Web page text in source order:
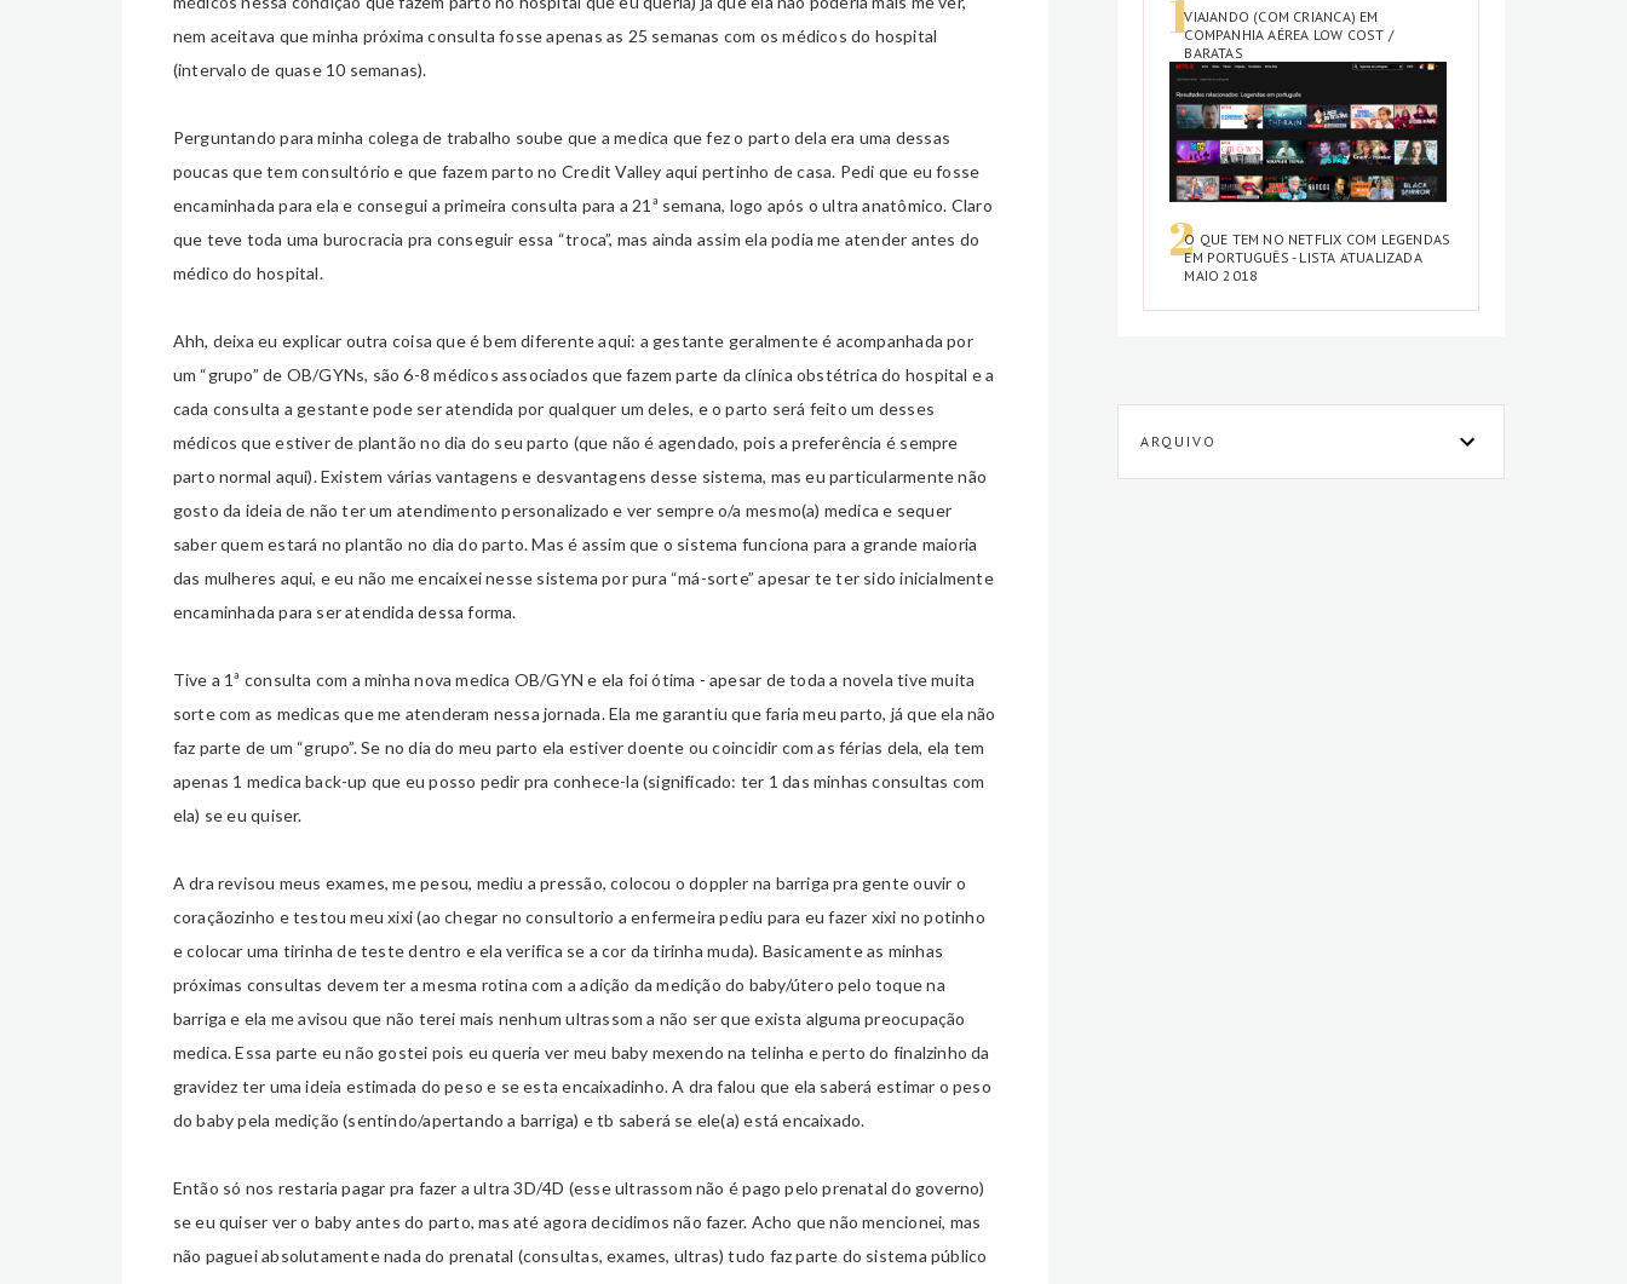
nem aceitava que minha próxima consulta fosse apenas as 25 semanas com os médicos do hospital
(intervalo de quase 10 semanas).
Perguntando para minha colega de trabalho soube que a medica que fez o parto dela era uma dessas
poucas que tem consultório e que fazem parto no Credit Valley aqui pertinho de casa. Pedi que eu fosse
encaminhada para ela e consegui a primeira consulta para a 21ª semana, logo após o ultra anatômico. Claro
que teve toda uma burocracia pra conseguir essa “troca”, mas ainda assim ela podia me atender antes do
médico do hospital.
Ahh, deixa eu explicar outra coisa que é bem diferente aqui: a gestante geralmente é acompanhada por
um “grupo” de OB/GYNs, são 6-8 médicos associados que fazem parte da clínica obstétrica do hospital e a
cada consulta a gestante pode ser atendida por qualquer um deles, e o parto será feito um desses
médicos que estiver de plantão no dia do seu parto (que não é agendado, pois a preferência é sempre
parto normal aqui). Existem várias vantagens e desvantagens desse sistema, mas eu particularmente não
gosto da ideia de não ter um atendimento personalizado e ver sempre o/a mesmo(a) medica e sequer
saber quem estará no plantão no dia do parto. Mas é assim que o sistema funciona para a grande maioria
das mulheres aqui, e eu não me encaixei nesse sistema por pura “má-sorte” apesar te ter sido inicialmente
encaminhada para ser atendida dessa forma.
Tive a 1ª consulta com a minha nova medica OB/GYN e ela foi ótima - apesar de toda a novela tive muita
sorte com as medicas que me atenderam nessa jornada. Ela me garantiu que faria meu parto, já que ela não
faz parte de um “grupo”. Se no dia do meu parto ela estiver doente ou coincidir com as férias dela, ela tem
apenas 1 medica back-up que eu posso pedir pra conhece-la (significado: ter 1 das minhas consultas com
ela) se eu quiser.
A dra revisou meus exames, me pesou, mediu a pressão, colocou o doppler na barriga pra gente ouvir o
coraçãozinho e testou meu xixi (ao chegar no consultorio a enfermeira pediu para eu fazer xixi no potinho
e colocar uma tirinha de teste dentro e ela verifica se a cor da tirinha muda). Basicamente as minhas
próximas consultas devem ter a mesma rotina com a adição da medição do baby/útero pelo toque na
barriga e ela me avisou que não terei mais nenhum ultrassom a não ser que exista alguma preocupação
medica. Essa parte eu não gostei pois eu queria ver meu baby mexendo na telinha e perto do finalzinho da
gravidez ter uma ideia estimada do peso e se esta encaixadinho. A dra falou que ela saberá estimar o peso
do baby pela medição (sentindo/apertando a barriga) e tb saberá se ele(a) está encaixado.
Então só nos restaria pagar pra fazer a ultra 3D/4D (esse ultrassom não é pago pelo prenatal do governo)
se eu quiser ver o baby antes do parto, mas até agora decidimos não fazer. Acho que não mencionei, mas
não paguei absolutamente nada do prenatal (consultas, exames, ultras) tudo faz parte do sistema público
VIAJANDO (COM CRIANCA) EM
COMPANHIA AÉREA LOW COST /
BARATAS
O QUE TEM NO NETFLIX COM LEGENDAS
EM PORTUGUÊS - LISTA ATUALIZADA
MAIO 2018
ARQUIVO